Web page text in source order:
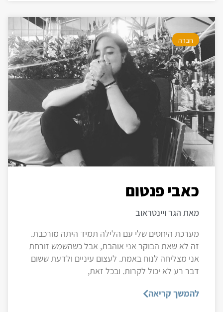
חברה
כאבי פנטום
מאת הגר ויינטראוב
מערכת היחסים שלי עם הלילה תמיד היתה מורכבת.
זה לא שאת הבוקר אני אוהבת, אבל כשהשמש זורחת
אני מצליחה לנוח באמת. לעצום עיניים ולדעת ששום
דבר רע לא יכול לקרות. ובכל זאת,
להמשך קריאה